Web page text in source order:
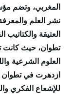
المغربي، وتضم
العتيقة
تطوان، حيث كانت
العلوم الشرعية
ازدهرت في تطوان
للإشعاع الفكري